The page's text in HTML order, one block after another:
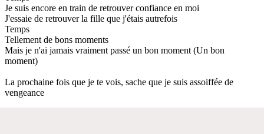
Je suis encore en train de retrouver confiance en moi
J'essaie de retrouver la fille que j'étais autrefois
Temps
Tellement de bons moments
Mais je n'ai jamais vraiment passé un bon moment (Un bon
moment)
La prochaine fois que je te vois, sache que je suis assoiffée de
vengeance